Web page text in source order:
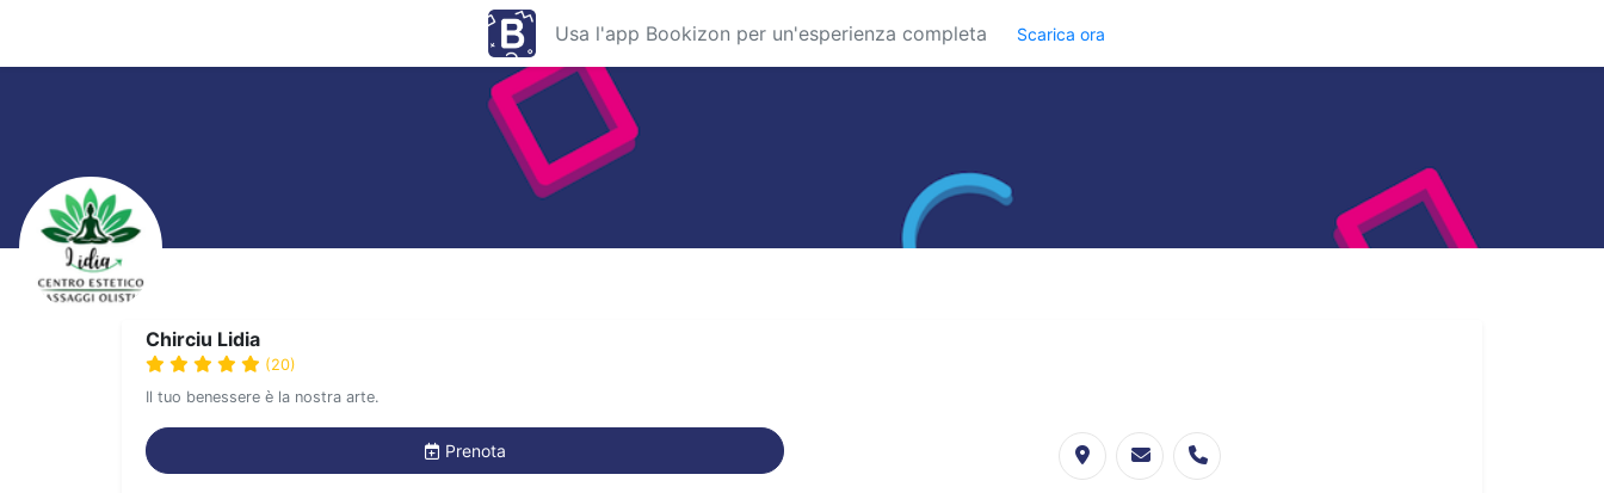
Usa l'app Bookizon per un'esperienza completa Scarica ora
Chirciu Lidia
(20)
Il tuo benessere è la nostra arte.
Prenota